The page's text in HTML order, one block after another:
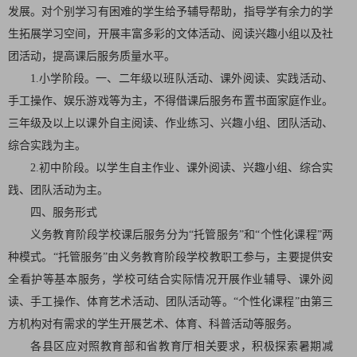
发展。对个别学习有困难的学生给予辅导帮助，指导学有余力的学
生拓展学习空间，开展丰富多彩的文体活动、阅读兴趣小组以及社
团活动，提高课后服务质量水平。
1.小学阶段。一、二年级以班队活动、课外阅读、实践活动、
手工操作、娱乐游戏等为主，不得借课后服务布置书面家庭作业。
三年级及以上以课外自主阅读、作业练习、兴趣小组、团队活动、
综合实践为主。
2.初中阶段。以学生自主作业、课外阅读、兴趣小组、综合实
践、团队活动为主。
四、服务形式
义务教育阶段学校课后服务分为“托管服务”和“个性化课程”两
种模式。“托管服务”由义务教育阶段学校教职工参与，主要提供安
全看护等基本服务，学校可结合实际情况开展作业辅导、课外阅
读、手工操作、体育艺术活动、团队活动等。“个性化课程”由第三
方机构对有需求的学生开展艺术、体育、科普活动等服务。
各县区应对照教育部和省教育厅相关要求，积极探索暑期减